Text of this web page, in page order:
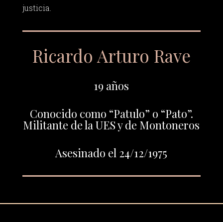
justicia.
Ricardo Arturo Rave
19 años
Conocido como “Patulo” o “Pato”.
Militante de la UES y de Montoneros
Asesinado el 24/12/1975